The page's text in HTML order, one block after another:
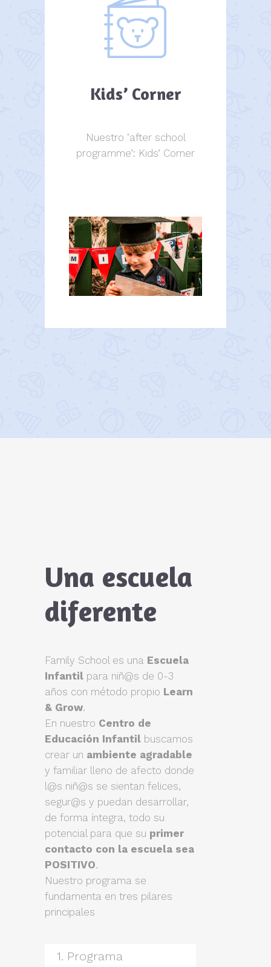
Kids’ Corner
Nuestro ‘after school
programme’: Kids’ Corner
Una escuela
diferente
Family School es una Escuela
Infantil para niñ@s de 0-3
años con método propio Learn
& Grow.
En nuestro Centro de
Educación Infantil buscamos
crear un ambiente agradable
y familiar lleno de afecto donde
l@s niñ@s se sientan felices,
segur@s y puedan desarrollar,
de forma íntegra, todo su
potencial para que su primer
contacto con la escuela sea
POSITIVO.
Nuestro programa se
fundamenta en tres pilares
principales
1. Programa